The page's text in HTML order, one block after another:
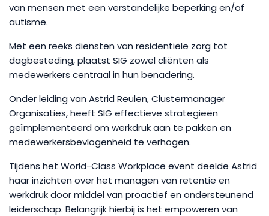
van mensen met een verstandelijke beperking en/of
autisme.
Met een reeks diensten van residentiële zorg tot
dagbesteding, plaatst SIG zowel cliënten als
medewerkers centraal in hun benadering.
Onder leiding van Astrid Reulen, Clustermanager
Organisaties, heeft SIG effectieve strategieën
geïmplementeerd om werkdruk aan te pakken en
medewerkersbevlogenheid te verhogen.
Tijdens het World-Class Workplace event deelde Astrid
haar inzichten over het managen van retentie en
werkdruk door middel van proactief en ondersteunend
leiderschap. Belangrijk hierbij is het empoweren van